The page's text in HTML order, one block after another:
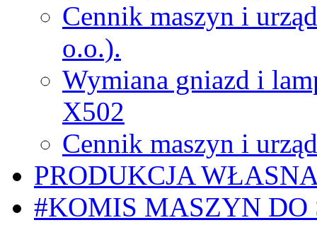
Cennik maszyn i
o.o.).
Wymiana gniazd i
X502
Cennik maszyn i
PRODUKCJA
#KOMIS MASZYN DO